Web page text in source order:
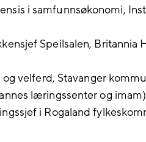
i samfunnsøkonomi,
Speilsalen, Britannia
velferd, Stavanger
læringssenter og imam)
i Rogaland